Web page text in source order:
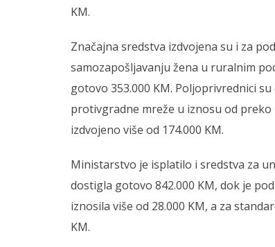
KM.
Značajna sredstva izdvojena su i za
samozapošljavanju žena u ruralnim
gotovo 353.000 KM. Poljoprivrednici
protivgradne mreže u iznosu od preko
izdvojeno više od 174.000 KM.
Ministarstvo je isplatilo i sredstva za
dostigla gotovo 842.000 KM, dok je
iznosila više od 28.000 KM, a za
KM.